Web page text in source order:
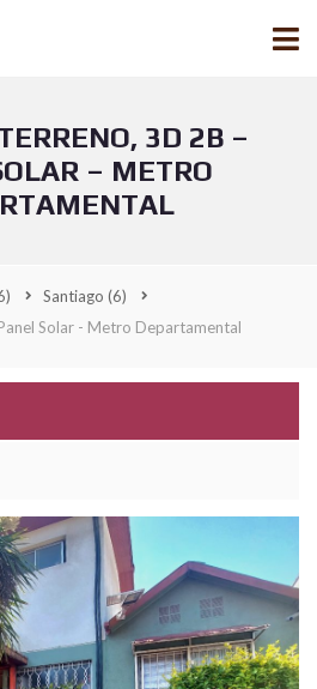
3D 2B –
– METRO
Santiago (6)
Solar - Metro Departamental